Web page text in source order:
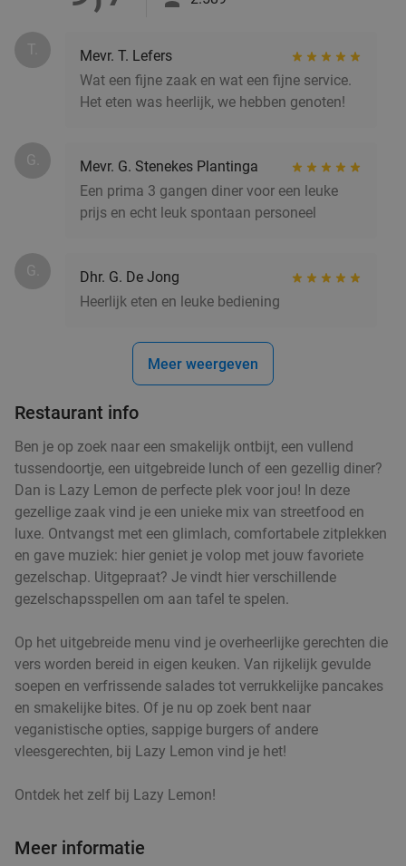
T.
Mevr. T. Lefers
Wat een fijne zaak en wat een fijne service.
Het eten was heerlijk, we hebben genoten!
G.
Mevr. G. Stenekes Plantinga
Een prima 3 gangen diner voor een leuke
prijs en echt leuk spontaan personeel
G.
Dhr. G. De Jong
Heerlijk eten en leuke bediening
Meer weergeven
Restaurant info
Ben je op zoek naar een smakelijk ontbijt, een vullend
tussendoortje, een uitgebreide lunch of een gezellig diner?
Dan is Lazy Lemon de perfecte plek voor jou! In deze
gezellige zaak vind je een unieke mix van streetfood en
luxe. Ontvangst met een glimlach, comfortabele zitplekken
en gave muziek: hier geniet je volop met jouw favoriete
gezelschap. Uitgepraat? Je vindt hier verschillende
gezelschapsspellen om aan tafel te spelen.
Op het uitgebreide menu vind je overheerlijke gerechten die
vers worden bereid in eigen keuken. Van rijkelijk gevulde
soepen en verfrissende salades tot verrukkelijke pancakes
en smakelijke bites. Of je nu op zoek bent naar
veganistische opties, sappige burgers of andere
vleesgerechten, bij Lazy Lemon vind je het!
Ontdek het zelf bij Lazy Lemon!
Meer informatie